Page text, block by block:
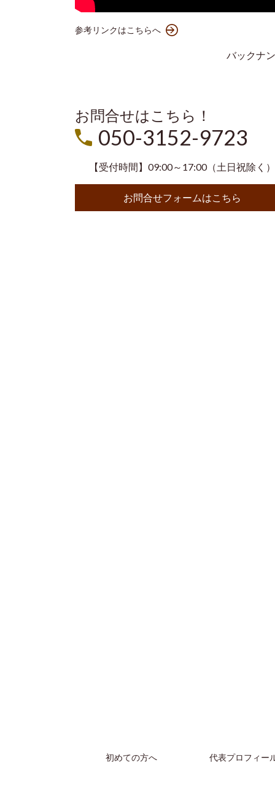
参考リンクはこちらへ
バックナ
お問合せはこちら！
050-3152-9723
【受付時間】09:00～17:00（土日祝除く）
お問合せフォームはこちら
初めての方へ 代表プロフィー